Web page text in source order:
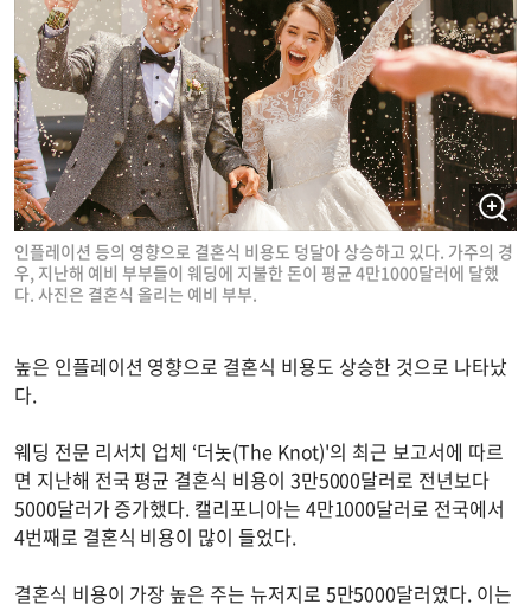
인플레이션 등의 영향으로 결혼식 비용도 덩달아 상승하고 있다. 가주의 경
우, 지난해 예비 부부들이 웨딩에 지불한 돈이 평균 4만1000달러에 달했
다. 사진은 결혼식 올리는 예비 부부.
높은 인플레이션 영향으로 결혼식 비용도 상승한 것으로 나타났
다.
웨딩 전문 리서치 업체 ‘더놋(The Knot)'의 최근 보고서에 따르
면 지난해 전국 평균 결혼식 비용이 3만5000달러로 전년보다
5000달러가 증가했다. 캘리포니아는 4만1000달러로 전국에서
4번째로 결혼식 비용이 많이 들었다.
결혼식 비용이 가장 높은 주는 뉴저지로 5만5000달러였다. 이는